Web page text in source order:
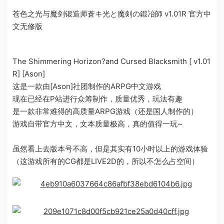
苍色之光与魔剑锻造师蒼キ光と魔剣の鍛冶師 v1.01R 官方中
文无修版
The Shimmering Horizon?and Cursed Blacksmith [ v1.01
R] [Ason]
这是一款由[Ason]社团制作的ARPG中文游戏
现在已经在P站进行众筹制作，质量优秀，玩法有趣
是一款非常难得的高质量ARPG游戏（还是国人制作的）
游戏自带官方中文，文本质量极高，真的值得一玩~
虽然看上去版本号不高，但是其实有10小时以上的游戏体验
（这游戏所有的CG都是LIVE2D的，所以不怎么占空间）